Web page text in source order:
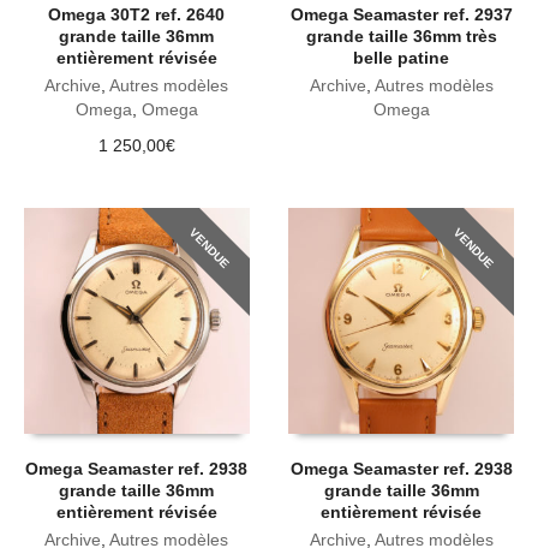
Omega 30T2 ref. 2640
grande taille 36mm
entièrement révisée
Archive,Autres modèles
Omega, Omega
1 250,00€
Omega Seamaster ref. 2937
grande taille 36mm très
belle patine
Archive, Autres modèles
Omega
VENDUE
Omega Seamaster ref. 2938
grande taille 36mm
entièrement révisée
Archive ,Autres modèles
VENDUE
Omega Seamaster ref. 2938
grande taille 36mm
entièrement révisée
Archive Autres modèles